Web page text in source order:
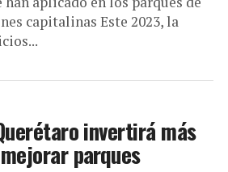
capitalinas Este 2023, la
invertirá más
parques